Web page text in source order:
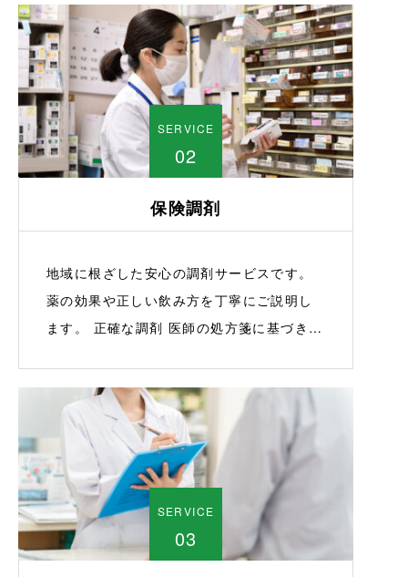
いただくと、薬をあらかじめ準備できます
ので、受け取りがスムーズになります。急
ぎの場合でも安心してご利用いただけま
す。 対応範囲 西東京市内の病院だけでな
く、全国の医療機関からの処方箋にも対応
しております。また、オンライン診療後の
い方でも安心してご利用いただけます。 安
わかりやすく説明し、服薬に関する疑問や
不安にも丁寧にお…
SERVICE
02
保険調剤
地域に根ざした安心の調剤サービスです。
薬の効果や正しい飲み方を丁寧にご説明し
ます。 正確な調剤 医師の処方箋に基づき、
丁寧にご説明いたしますので、安心してお
任せいただけます。事前にFAXで処方箋を
送っていただければ、薬をあらかじめ用意
できますので、気軽にお問い合わせくださ
い。 服薬指導 処方された薬に関して気にな
ることや疑問点がございましたら、どのよ
SERVICE
03